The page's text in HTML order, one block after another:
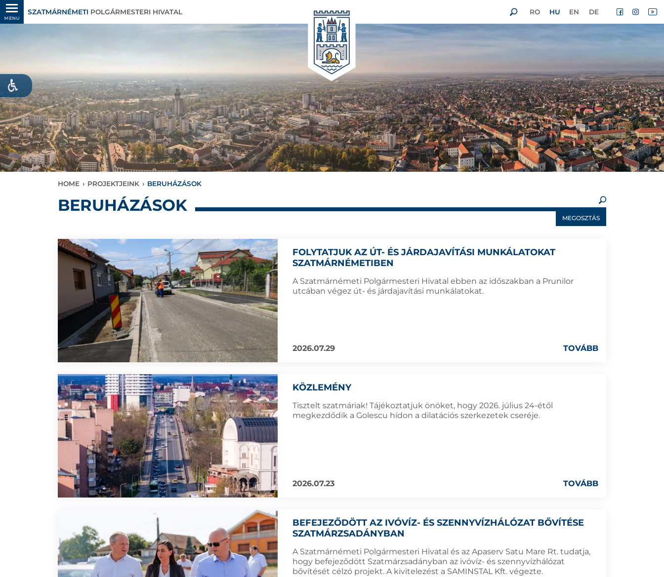
MENU
SZATMÁRNÉMETI POLGÁRMESTERI HIVATAL RO HU EN DE
HOME › PROJEKTJEINK › BERUHÁZÁSOK
BERUHÁZÁSOK
MEGOSZTÁS
FOLYTATJUK AZ ÚT- ÉS JÁRDAJAVÍTÁSI MUNKÁLATOKAT
SZATMÁRNÉMETIBEN
A Szatmárnémeti Polgármesteri Hivatal ebben az időszakban a Prunilor
utcában végez út- és járdajavítási munkálatokat.
2026.07.29 TOVÁBB
KÖZLEMÉNY
Tisztelt szatmáriak! Tájékoztatjuk önöket, hogy 2026. július 24-étől
megkezdődik a Golescu hídon a dilatációs szerkezetek cseréje.
2026.07.23 TOVÁBB
BEFEJEZŐDÖTT AZ IVÓVÍZ- ÉS SZENNYVÍZHÁLÓZAT BŐVÍTÉSE
SZATMÁRZSADÁNYBAN
A Szatmárnémeti Polgármesteri Hivatal és az Apaserv Satu Mare Rt. tudatja,
hogy befejeződött Szatmárzsadányban az ivóvíz- és szennyvízhálózat
bővítését célzó projekt. A kivitelezést a SAMINSTAL Kft. végezte.